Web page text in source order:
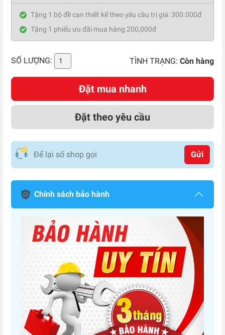
Tặng 1 bộ đề can thiết kế theo yêu cầu trị giá: 300.000đ
Tặng 1 phiếu ưu đãi mua hàng 200,000đ
SỐ LƯỢNG: TÌNH TRẠNG: Còn hàng
Đặt mua nhanh
Đặt theo yêu cầu
Gửi
Chính sách bảo hành